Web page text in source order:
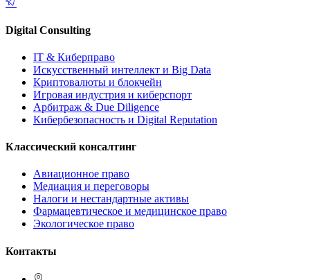
Digital Consulting
IT & Киберправо
Искусственный интеллект и Big Data
Криптовалюты и блокчейн
Игровая индустрия и киберспорт
Арбитраж & Due Diligence
Кибербезопасность и Digital Reputation
Классический консалтинг
Авиационное право
Медиация и переговоры
Налоги и нестандартные активы
Фармацевтическое и медицинское право
Экологическое право
Контакты